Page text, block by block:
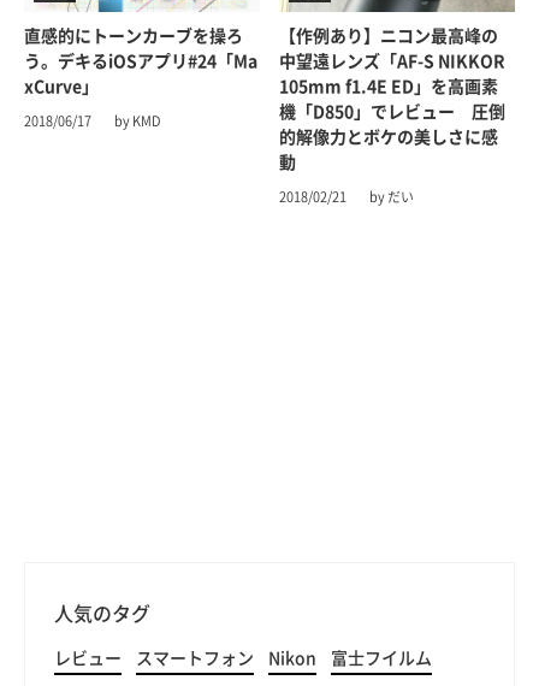
直感的にトーンカーブを操ろ
う。デキるiOSアプリ#24「Ma
xCurve」
2018/06/17 by KMD
【作例あり】ニコン最高峰の
中望遠レンズ「AF-S NIKKOR
105mm f1.4E ED」を高画素
機「D850」でレビュー 圧倒
的解像力とボケの美しさに感
動
2018/02/21 by だい
人気のタグ
レビュー スマートフォン Nikon 富士フイルム